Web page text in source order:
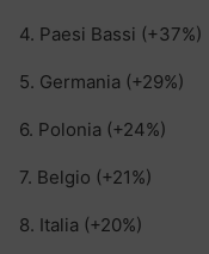
4. Paesi Bassi (+37%)
5. Germania (+29%)
6. Polonia (+24%)
7. Belgio (+21%)
8. Italia (+20%)